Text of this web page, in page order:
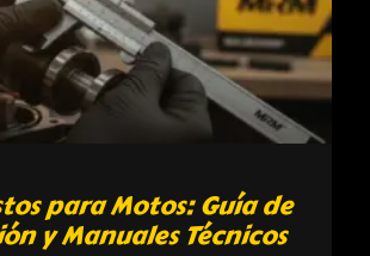
para Motos: Guía de
y Manuales Técnicos